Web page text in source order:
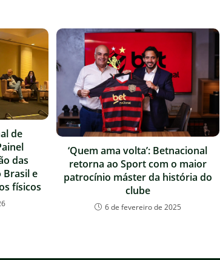
de
das
e
físicos
‘Quem ama volta’: Betnacional
retorna ao Sport com o maior
patrocínio máster da história do
clube
6 de fevereiro de 2025